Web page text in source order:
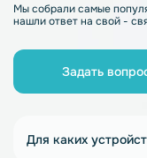
Мы собрали самые
нашли ответ на свой -
Задать
Для каких